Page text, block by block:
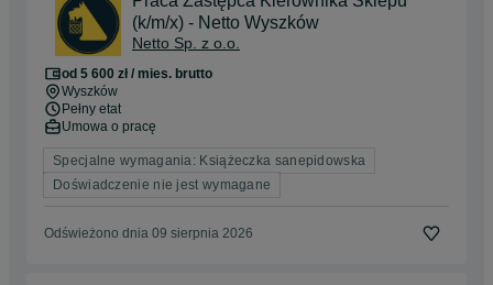
(k/m/x) - Netto Wyszków
Netto Sp. z o.o.
od 5 600 zł / mies. brutto
Wyszków
Pełny etat
Umowa o pracę
Specjalne wymagania: Książeczka sanepidowska
Doświadczenie nie jest wymagane
Odświeżono dnia 09 sierpnia 2026